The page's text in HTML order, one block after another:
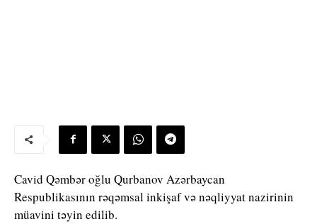
Cavid Qəmbər oğlu Qurbanov Azərbaycan
Respublikasının rəqəmsal inkişaf və nəqliyyat nazirinin
müavini təyin edilib.